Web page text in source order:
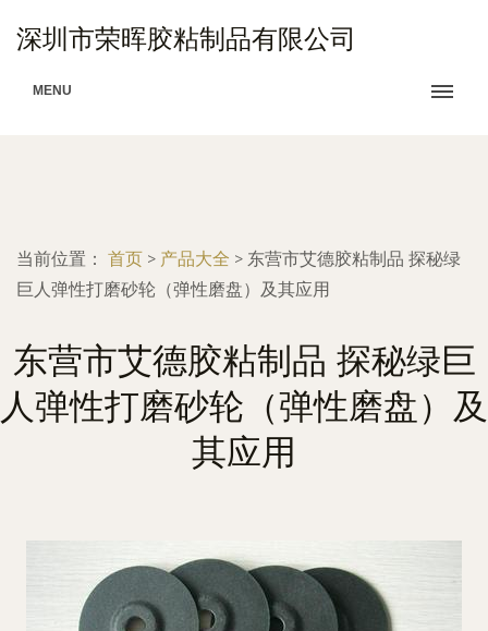
深圳市荣晖胶粘制品有限公司
MENU
当前位置： 首页 > 产品大全 > 东营市艾德胶粘制品 探秘绿
巨人弹性打磨砂轮（弹性磨盘）及其应用
东营市艾德胶粘制品 探秘绿巨
人弹性打磨砂轮（弹性磨盘）及
其应用